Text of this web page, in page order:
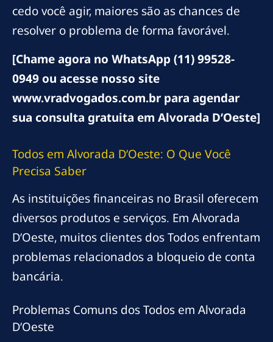
cedo você agir, maiores são as chances de
resolver o problema de forma favorável.
[Chame agora no WhatsApp (11) 99528-
0949 ou acesse nosso site
www.vradvogados.com.br para agendar
sua consulta gratuita em Alvorada D’Oeste]
Todos em Alvorada D’Oeste: O Que Você
Precisa Saber
As instituições financeiras no Brasil oferecem
diversos produtos e serviços. Em Alvorada
D’Oeste, muitos clientes dos Todos enfrentam
problemas relacionados a bloqueio de conta
bancária.
Problemas Comuns dos Todos em Alvorada
D’Oeste